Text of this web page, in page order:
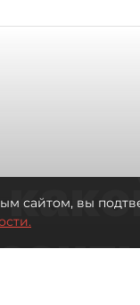
сайтом, вы